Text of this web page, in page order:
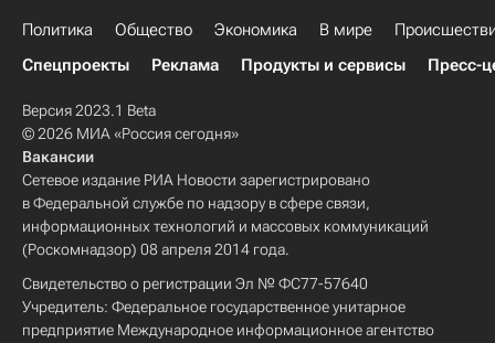
Политика Общество Экономика В мире
Спецпроекты
Реклама Продукты и сервисы Пресс-
Версия 2023.1 Beta
© 2026 МИА «Россия сегодня»
Вакансии
Сетевое издание РИА Новости зарегистрировано
в Федеральной службе по надзору в сфере связи,
информационных технологий и массовых коммуникаций
(Роскомнадзор) 08 апреля 2014 года.
Свидетельство о регистрации Эл № ФС77-57640
Учредитель: Федеральное государственное унитарное
предприятие Международное информационное агентство